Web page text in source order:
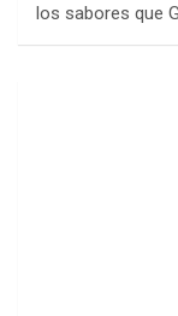
los sabores que